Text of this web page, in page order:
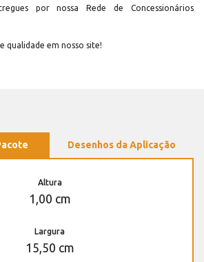
por nossa Rede de Concessionários
qualidade em nosso site!
Desenhos da Aplicação
Altura
1,00 cm
Largura
15,50 cm